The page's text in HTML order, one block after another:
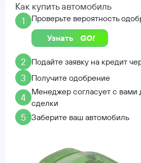
Как купить автомобиль
1
Проверьте вероятность
Узнать
2 Подайте заявку на кредит
3 Получите одобрение
4
Менеджер согласует с вами
сделки
5 Заберите ваш автомобиль